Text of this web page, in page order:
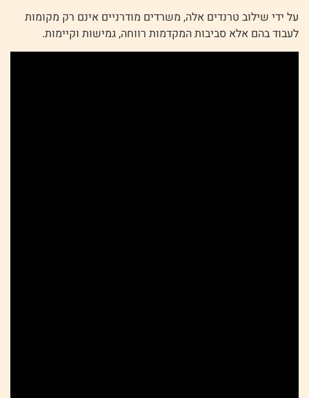
על ידי שילוב טרנדים אלה, משרדים מודרניים אינם רק מקומות
לעבוד בהם אלא סביבות המקדמות רווחה, גמישות וקיימות.